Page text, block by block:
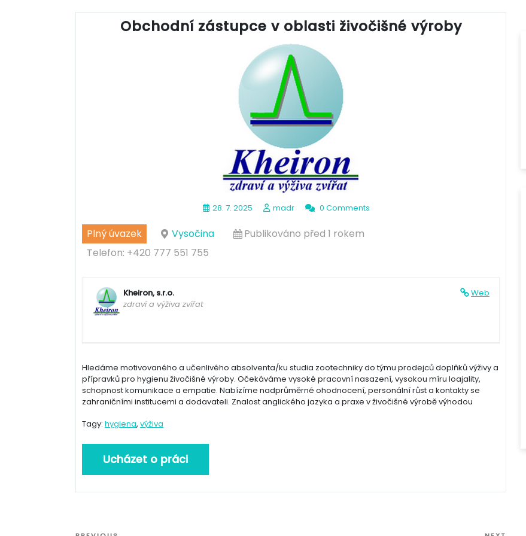
Obchodní zástupce v oblasti živočišné výroby
28. 7. 2025 madr 0 Comments
Plný úvazek Vysočina
Publikováno před 1 rokem
Telefon: +420 777 551 755
Web
Kheiron, s.r.o.
zdraví a výživa zvířat
Hledáme motivovaného a učenlivého absolventa/ku studia zootechniky do týmu prodejců doplňků výživy a
přípravků pro hygienu živočišné výroby. Očekáváme vysoké pracovní nasazení, vysokou míru loajality,
schopnost komunikace a empatie. Nabízíme nadprůměrné ohodnocení, personální růst a kontakty se
zahraničními institucemi a dodavateli. Znalost anglického jazyka a praxe v živočišné výrobě výhodou
Tagy: hygiena, výživa
Navigace